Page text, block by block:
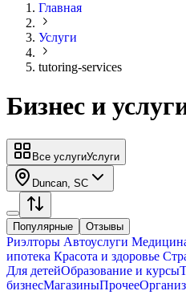
Главная
Услуги
tutoring-services
Бизнес и
Все услугиУслуги
Duncan, SC
Популярные Отзывы
Риэлторы Автоуслуги
ипотека Красота и здоровье
Для детейОбразование и курсы
бизнесМагазиныПрочее